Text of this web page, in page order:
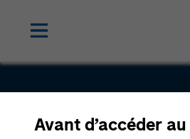
Avant d’accéder